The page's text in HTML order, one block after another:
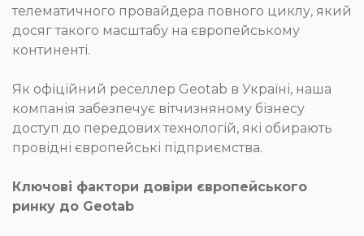
телематичного провайдера повного циклу, який
досяг такого масштабу на європейському
континенті.
Як офіційний реселлер Geotab в Україні, наша
компанія забезпечує вітчизняному бізнесу
доступ до передових технологій, які обирають
провідні європейські підприємства.
Ключові фактори довіри європейського
ринку до Geotab